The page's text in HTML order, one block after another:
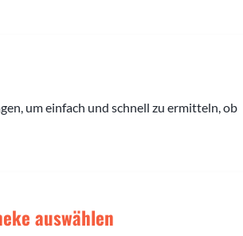
um einfach und schnell zu ermitteln, ob
auswählen